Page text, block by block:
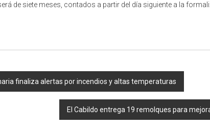
de siete meses, contados a partir del día siguiente a la
finaliza alertas por incendios y altas temperaturas
El Cabildo entrega 19 remolques para